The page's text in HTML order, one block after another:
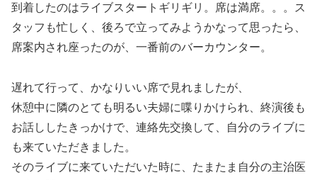
到着したのはライブスタートギリギリ。席は満席。。。ス
タッフも忙しく、後ろで立ってみようかなって思ったら、
席案内され座ったのが、一番前のバーカウンター。
遅れて行って、かなりいい席で見れましたが、
休憩中に隣のとても明るい夫婦に喋りかけられ、終演後も
お話ししたきっかけで、連絡先交換して、自分のライブに
も来ていただきました。
そのライブに来ていただいた時に、たまたま自分の主治医